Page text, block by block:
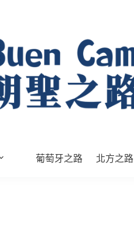
葡萄牙之路 北方之路